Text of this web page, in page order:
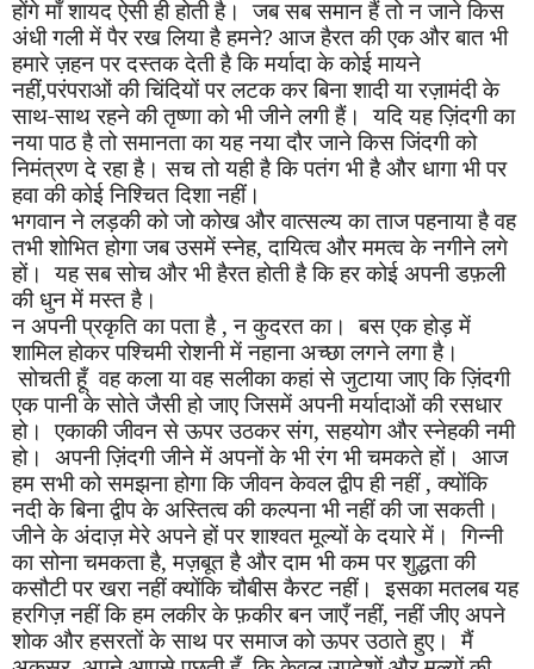
होंगे माँ शायद ऐसी ही होती है। जब सब समान हैं तो न जाने किस
अंधी गली में पैर रख लिया है हमने? आज हैरत की एक और बात भी
हमारे ज़हन पर दस्तक देती है कि मर्यादा के कोई मायने
नहीं,परंपराओं की चिंदियों पर लटक कर बिना शादी या रज़ामंदी के
साथ-साथ रहने की तृष्णा को भी जीने लगी हैं। यदि यह ज़िंदगी का
नया पाठ है तो समानता का यह नया दौर जाने किस जिंदगी को
निमंत्रण दे रहा है। सच तो यही है कि पतंग भी है और धागा भी पर
हवा की कोई निश्चित दिशा नहीं।
भगवान ने लड़की को जो कोख और वात्सल्य का ताज पहनाया है वह
तभी शोभित होगा जब उसमें स्नेह,दायित्व और ममत्व के नगीने लगे
हों। यह सब सोच और भी हैरत होती है कि हर कोई अपनी डफ़ली
की धुन में मस्त है।
न अपनी प्रकृति का पता है , न कुदरत का। बस एक होड़ में
शामिल होकर पश्चिमी रोशनी में नहाना अच्छा लगने लगा है।
सोचती हूँ वह कला या वह सलीका कहां से जुटाया जाए कि ज़िंदगी
एक पानी के सोते जैसी हो जाए जिसमें अपनी मर्यादाओं की रसधार
हो। एकाकी जीवन से ऊपर उठकर संग,सहयोग और स्नेहकी नमी
हो। अपनी ज़िंदगी जीने में अपनों के भी रंग भी चमकते हों। आज
हम सभी को समझना होगा कि जीवन केवल द्वीप ही नहीं, क्योंकि
नदी के बिना द्वीप के अस्तित्व की कल्पना भी नहीं की जा सकती।
जीने के अंदाज़ मेरे अपने हों पर शाश्वत मूल्यों के दयारे में। गिन्नी
का सोना चमकता है,मज़बूत है और दाम भी कम पर शुद्धता की
कसौटी पर खरा नहीं क्योंकि चौबीस कैरट नहीं। इसका मतलब यह
हरगिज़ नहीं कि हम लकीर के फ़कीर बन जाएँ नहीं,नहीं जीए अपने
शोक और हसरतों के साथ पर समाज को ऊपर उठाते हुए। मैं